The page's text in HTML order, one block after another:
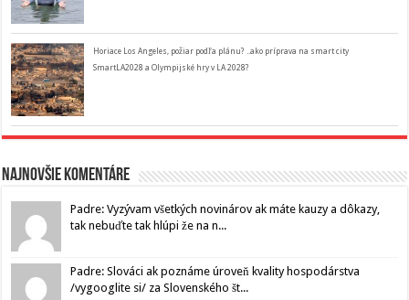
Horiace Los Angeles, požiar podľa plánu? ..ako príprava na smart city
SmartLA2028 a Olympijské hry v LA 2028?
Najnovšie komentáre
Padre: Vyzývam všetkých novinárov ak máte kauzy a dôkazy,
tak nebuďte tak hlúpi že na n...
Padre: Slováci ak poznáme úroveň kvality hospodárstva
/vygooglite si/ za Slovenského št...